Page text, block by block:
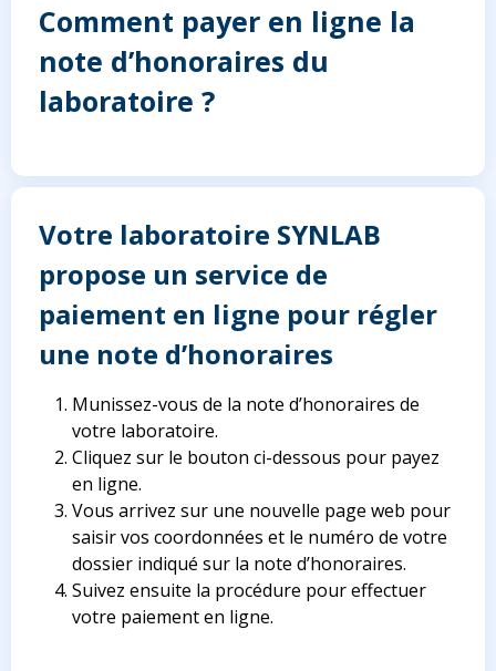
Comment payer en ligne la
note d’honoraires du
laboratoire ?
Votre laboratoire SYNLAB
propose un service de
paiement en ligne pour régler
une note d’honoraires
Munissez-vous de la note d’honoraires de
votre laboratoire.
Cliquez sur le bouton ci-dessous pour payez
en ligne.
Vous arrivez sur une nouvelle page web pour
saisir vos coordonnées et le numéro de votre
dossier indiqué sur la note d’honoraires.
Suivez ensuite la procédure pour effectuer
votre paiement en ligne.